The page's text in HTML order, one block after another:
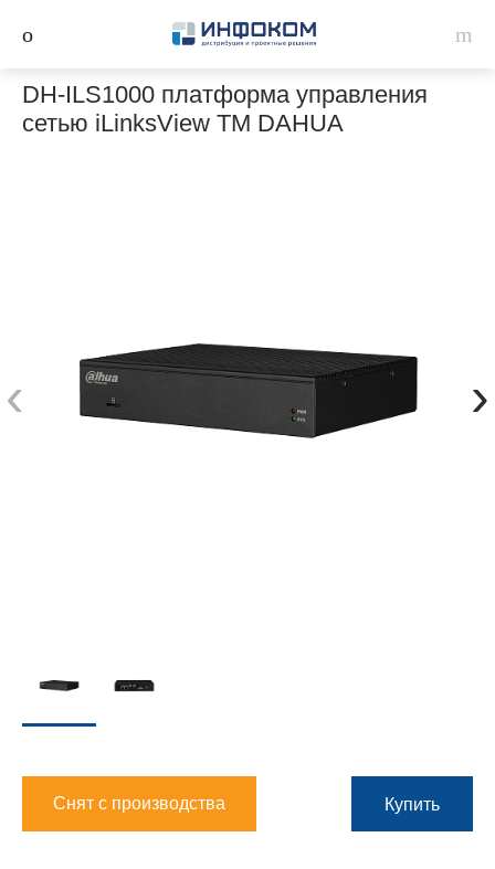
DH-ILS1000 платформа управления
сетью iLinksView ТМ DAHUA
‹ ›
Снят с производства Купить